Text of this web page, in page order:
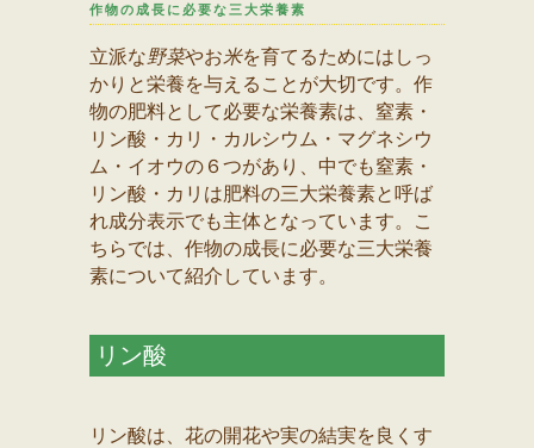
作物の成長に必要な三大栄養素
立派な野菜やお米を育てるためにはしっ
かりと栄養を与えることが大切です。作
物の肥料として必要な栄養素は、窒素・
リン酸・カリ・カルシウム・マグネシウ
ム・イオウの６つがあり、中でも窒素・
リン酸・カリは肥料の三大栄養素と呼ば
れ成分表示でも主体となっています。こ
ちらでは、作物の成長に必要な三大栄養
素について紹介しています。
リン酸
リン酸は、花の開花や実の結実を良くす